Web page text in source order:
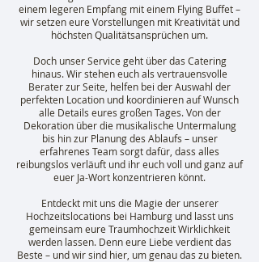
einem legeren Empfang mit einem Flying Buffet –
wir setzen eure Vorstellungen mit Kreativität und
höchsten Qualitätsansprüchen um.
Doch unser Service geht über das Catering
hinaus. Wir stehen euch als vertrauensvolle
Berater zur Seite, helfen bei der Auswahl der
perfekten Location und koordinieren auf Wunsch
alle Details eures großen Tages. Von der
Dekoration über die musikalische Untermalung
bis hin zur Planung des Ablaufs – unser
erfahrenes Team sorgt dafür, dass alles
reibungslos verläuft und ihr euch voll und ganz auf
euer Ja-Wort konzentrieren könnt.
Entdeckt mit uns die Magie der unserer
Hochzeitslocations bei Hamburg und lasst uns
gemeinsam eure Traumhochzeit Wirklichkeit
werden lassen. Denn eure Liebe verdient das
Beste – und wir sind hier, um genau das zu bieten.